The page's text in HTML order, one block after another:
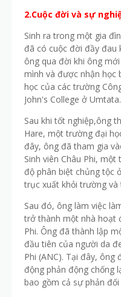
2.Cuộc đời và sự
Sinh ra trong một gia
đã có cuộc đời đầy đau
ông qua đời khi ông
mình và được nhận học
học của các trường
John's College ở Umtata.
Sau khi tốt nghiệp,ông
Hare, một trường đại
đây, ông đã tham gia
Sinh viên Châu Phi,
độ phân biệt chủng tộc
trục xuất khỏi trường
Sau đó, ông làm việc
trở thành một nhà hoạt
Phi. Ông đã thành lập
đầu tiên của người da
Phi (ANC). Tại đây,
động phản động chống
bao gồm cả sự phản